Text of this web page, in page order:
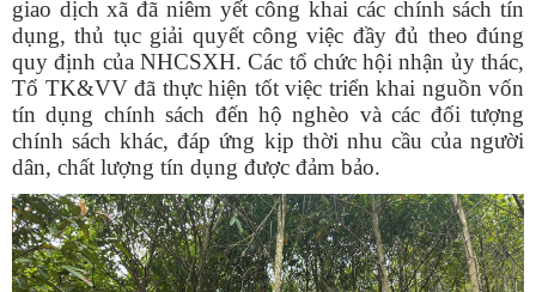
giao dịch xã đã niêm yết công khai các chính sách tín
dụng, thủ tục giải quyết công việc đầy đủ theo đúng
quy định của NHCSXH. Các tổ chức hội nhận ủy thác,
Tổ TK&VV đã thực hiện tốt việc triển khai nguồn vốn
tín dụng chính sách đến hộ nghèo và các đối tượng
chính sách khác, đáp ứng kịp thời nhu cầu của người
dân, chất lượng tín dụng được đảm bảo.